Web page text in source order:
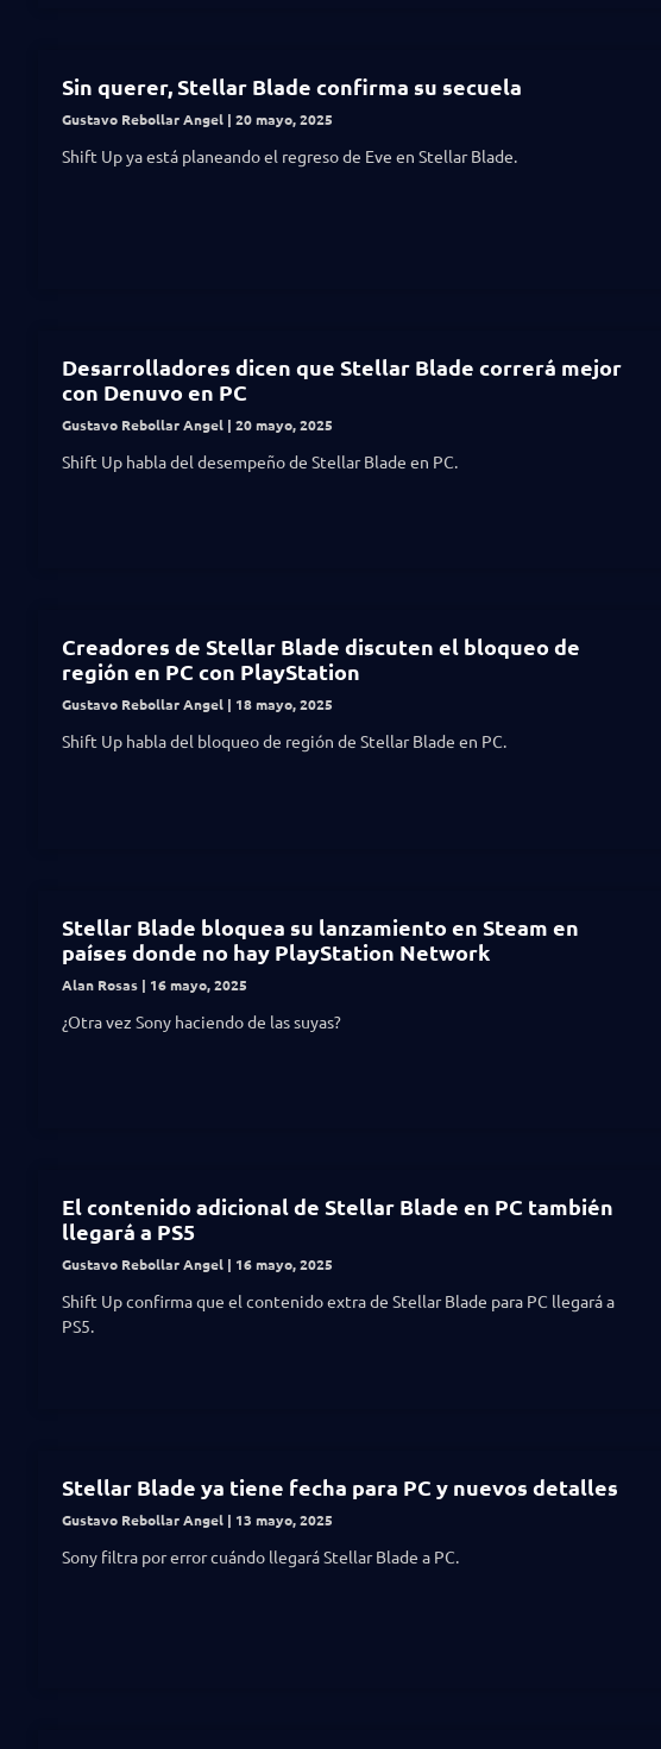
Sin querer, Stellar Blade confirma su secuela
Gustavo Rebollar Angel 20 mayo, 2025
Shift Up ya está planeando el regreso de Eve en Stellar Blade.
Desarrolladores dicen que Stellar Blade correrá mejor
con Denuvo en PC
Gustavo Rebollar Angel 20 mayo, 2025
Shift Up habla del desempeño de Stellar Blade en PC.
Creadores de Stellar Blade discuten el bloqueo de
región en PC con PlayStation
Gustavo Rebollar Angel 18 mayo, 2025
Shift Up habla del bloqueo de región de Stellar Blade en PC.
Stellar Blade bloquea su lanzamiento en Steam en
países donde no hay PlayStation Network
Alan Rosas 16 mayo, 2025
¿Otra vez Sony haciendo de las suyas?
El contenido adicional de Stellar Blade en PC también
llegará a PS5
Gustavo Rebollar Angel 16 mayo, 2025
Shift Up confirma que el contenido extra de Stellar Blade para PC llegará a
PS5.
Stellar Blade ya tiene fecha para PC y nuevos detalles
Gustavo Rebollar Angel 13 mayo, 2025
Sony filtra por error cuándo llegará Stellar Blade a PC.